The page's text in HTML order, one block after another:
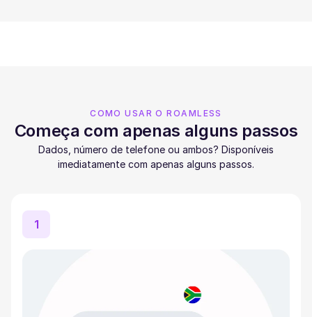
COMO USAR O ROAMLESS
Começa com apenas alguns passos
Dados, número de telefone ou ambos? Disponíveis
imediatamente com apenas alguns passos.
1